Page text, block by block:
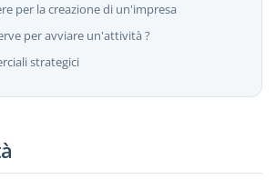
per la creazione di un'impresa
per avviare un'attività ?
strategici